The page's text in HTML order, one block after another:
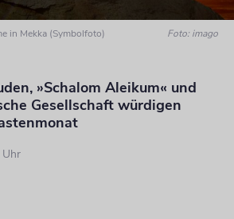
in Mekka (Symbolfoto) Foto: imago
»Schalom Aleikum« und
Gesellschaft würdigen
Uhr